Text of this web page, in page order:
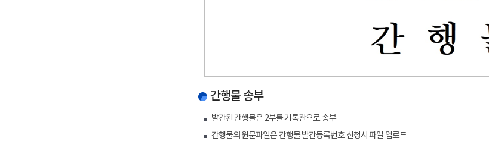
간행물 송부
발간된 간행물은 2부를 기록관으로 송부
간행물의 원문파일은 간행물 발간등록번호 신청시 파일 업로드